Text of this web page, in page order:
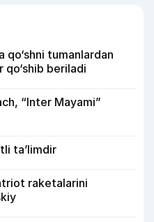
qo‘shni tumanlardan
qo‘shib beriladi
“Inter Mayami”
ta’limdir
raketalarini